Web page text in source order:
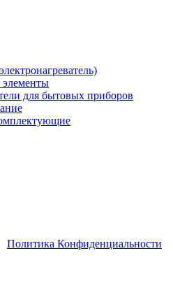
элементы
для бытовых приборов
Политика Конфиденциальности